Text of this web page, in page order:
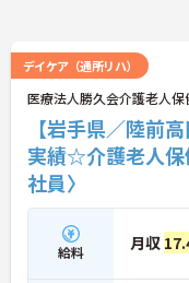
デイケア（通所リハ）
医療法人勝久会介護老人
【岩手県／陸前
実績☆介護老人保
社員〉
給料 月収